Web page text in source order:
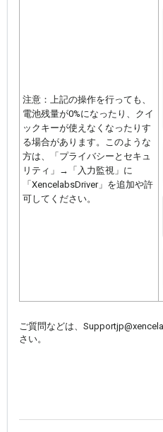
注意：上記の操作を行っても、
電池残量が0%になったり、クイ
ックキーが使えなくなったりす
る場合があります。このような
方は、「プライバシーとセキュ
リティ」→「入力監視」に
「XencelabsDriver」を追加や許
可してください。
ご質問などは、
さい。